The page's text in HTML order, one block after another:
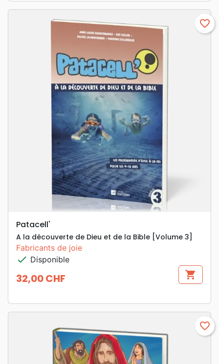
favorite_border
Patacell'
A la découverte de Dieu et de la Bible [Volume 3]
Fabricants de joie
check Disponible
Prix
32,00 CHF shopping_cart
favorite_border